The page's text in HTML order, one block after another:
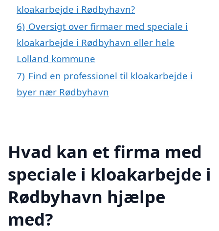
kloakarbejde i Rødbyhavn?
6) Oversigt over firmaer med speciale i
kloakarbejde i Rødbyhavn eller hele
Lolland kommune
7) Find en professionel til kloakarbejde i
byer nær Rødbyhavn
Hvad kan et firma med
speciale i kloakarbejde i
Rødbyhavn hjælpe
med?